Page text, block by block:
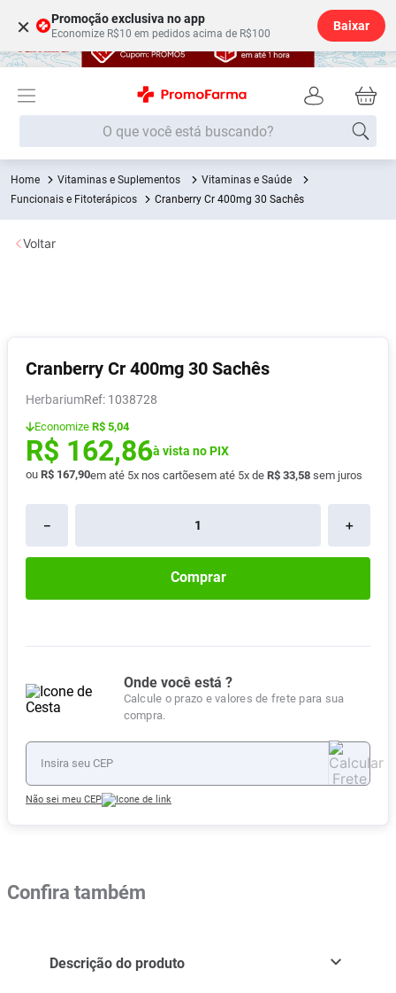
× Promoção exclusiva no app
Economize R$10 em pedidos acima de R$100
Baixar
O que você está buscando?
Vitaminas e Suplementos
Vitaminas e Saúde
Funcionais e Fitoterápicos
Cranberry Cr 400mg 30 Sachês
Cranberry Cr 400mg 30 Sachês
Herbarium : 1038728
Economize R$ 5,04
R$ 162,86à vista no PIX
ou R$ 167,90em até 5x nos cartõesem até 5x de R$ 33,58 sem juros
＋
－
Comprar
Onde você está ?
Calcule o prazo e valores de frete para sua
compra.
Não sei meu CEP
Voltar
Confira também
Descrição do produto
Termos mais buscados
1º Fralda
2
5º Fralda G
6º Shampoo
Vitamina D
9 Absorvente
10º Lavitan